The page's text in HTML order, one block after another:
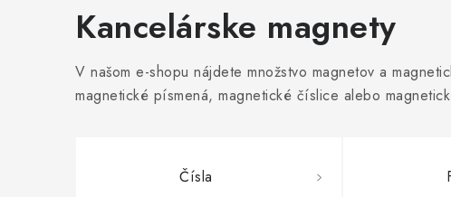
Kancelárske magnety
V našom e-shopu nájdete množstvo magnetov a
magnetické písmená, magnetické číslice alebo
Čísla